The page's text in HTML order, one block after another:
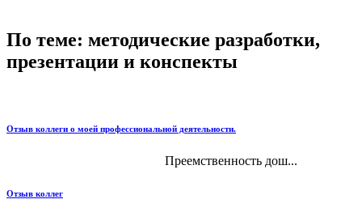
По теме: методические разработки,
презентации и конспекты
Отзыв коллеги о моей профессиональной деятельности.
Преемственность дош...
Отзыв коллег